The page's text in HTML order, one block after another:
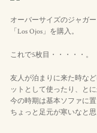
オーバーサイズのジャガ
「Los Ojos」を購入。
これで5枚目・・・・・。
友人が泊まりに来た時な
ットとして使ったり、と
今の時期は基本ソファに置
ちょっと足元が寒いなと